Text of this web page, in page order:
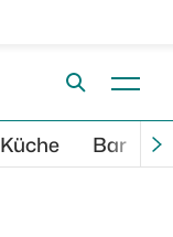
Küche Bar